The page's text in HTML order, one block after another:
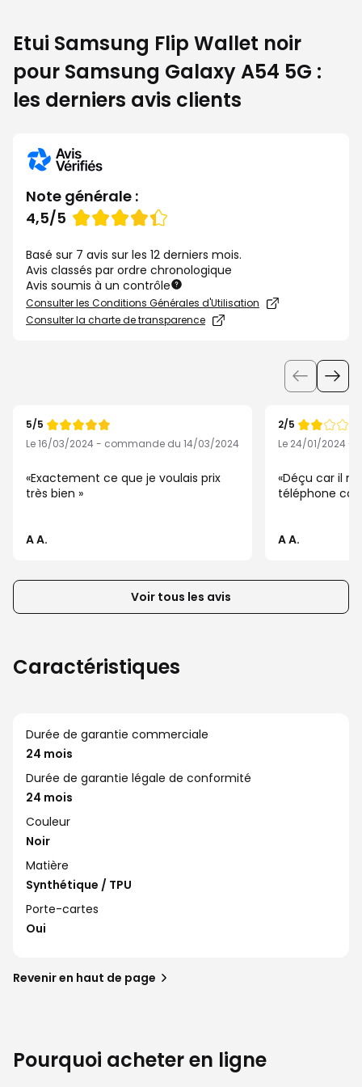
Etui Samsung Flip Wallet noir
pour Samsung Galaxy A54 5G :
les derniers avis clients
Note générale :
Note
4,5/5
Basé sur 7 avis sur les 12 derniers mois.
Avis classés par ordre chronologique
Avis soumis à un contrôle
Consulter les Conditions Générales d'Utilisation
Consulter la charte de transparence
pour
afficher
éléments
la
liste
Note
de
5/5
Le 16/03/2024 - commande du 14/03/2024
Exactement ce que je voulais prix
très bien
A A.
Note
de
2/5
Le 24/01/2024 -
Déçu car il
téléphone
A A.
Voir tous les avis
Caractéristiques
Durée de garantie commerciale
24 mois
Durée de garantie légale de conformité
24 mois
Couleur
Noir
Matière
Synthétique / TPU
Porte-cartes
Oui
Revenir en haut de page
Pourquoi acheter en ligne